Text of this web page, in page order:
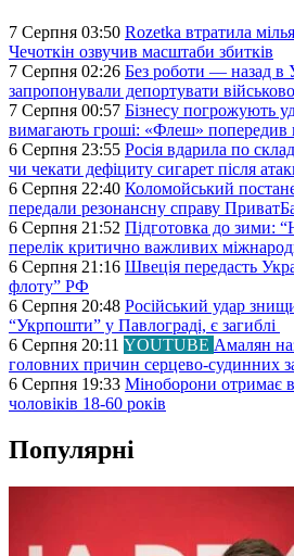
7 Серпня 03:50 Rozetka втратила
Чечоткін озвучив масштаби збитків
7 Серпня 02:26 Без роботи — назад в
запропонували депортувати
7 Серпня 00:57 Бізнесу погрожують
вимагають гроші: «Флеш» попередив
6 Серпня 23:55 Росія вдарила по
чи чекати дефіциту сигарет після
6 Серпня 22:40 Коломойський
передали резонансну справу
6 Серпня 21:52 Підготовка до зими:
перелік критично важливих
6 Серпня 21:16 Швеція передасть
флоту” РФ
6 Серпня 20:48 Російський удар
“Укрпошти” у Павлограді, є загиблі
6 Серпня 20:11 YOUTUBE Амалян
головних причин серцево-судинних
6 Серпня 19:33 Міноборони отримає
чоловіків 18-60 років
Популярні